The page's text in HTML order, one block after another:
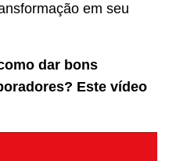
em seu
dar bons
Este vídeo